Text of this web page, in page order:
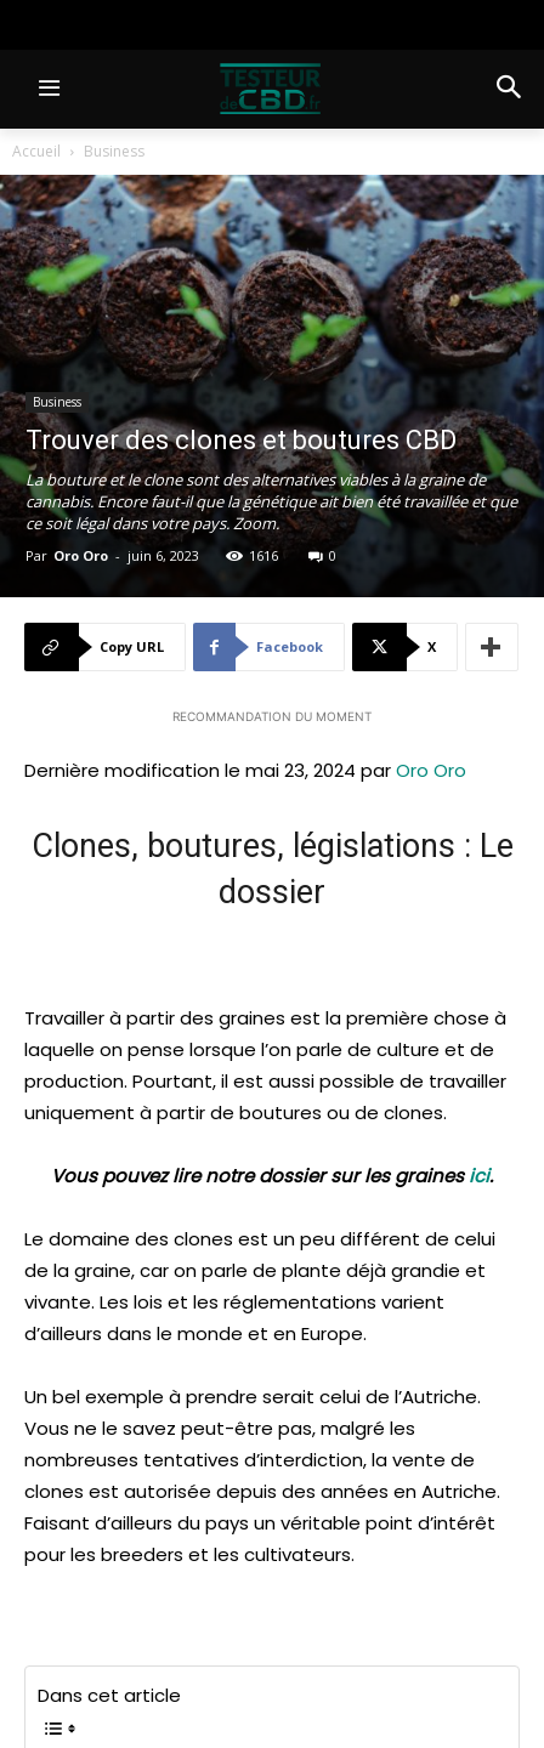
Accueil Business
Business
Trouver des clones et boutures CBD
La bouture et le clone sont des alternatives viables à la graine de
cannabis. Encore faut-il que la génétique ait bien été travaillée et que
ce soit légal dans votre pays. Zoom.
Par Oro Oro - juin 6, 2023 1616 0
Copy URL Facebook X
RECOMMANDATION DU MOMENT
Dernière modification le mai 23, 2024 parOro Oro
Clones, boutures, législations : Le
dossier
Travailler à partir des graines est la première chose à
laquelle on pense lorsque l’on parle de culture et de
production. Pourtant, il est aussi possible de travailler
uniquement à partir de boutures ou de clones.
Vous pouvez lire notre dossier sur les grainesici.
Le domaine des clones est un peu différent de celui
de la graine, car on parle de plante déjà grandie et
vivante. Les lois et les réglementations varient
d’ailleurs dans le monde et en Europe.
Un bel exemple à prendre serait celui de l’Autriche.
Vous ne le savez peut-être pas, malgré les
nombreuses tentatives d’interdiction, la vente de
clones est autorisée depuis des années en Autriche.
Faisant d’ailleurs du pays un véritable point d’intérêt
pour les breeders et les cultivateurs.
Dans cet article